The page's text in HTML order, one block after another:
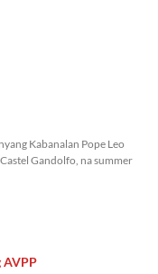
Kabanalan Pope Leo
Gandolfo, na summer
AVPP